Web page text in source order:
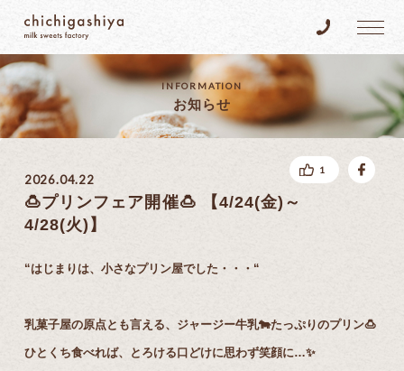
乳菓子屋 Tel.096-
INFORMATION
お知らせ
2026.04.22
🍮プリンフェア開催🍮 【4/24(金)～
4/28(火)】
“はじまりは、小さなプリン屋でした・・・“
乳菓子屋の原点とも言える、ジャージー牛乳🐄たっぷりのプリン🍮
ひとくち食べれば、とろける口どけに思わず笑顔に…✨
1